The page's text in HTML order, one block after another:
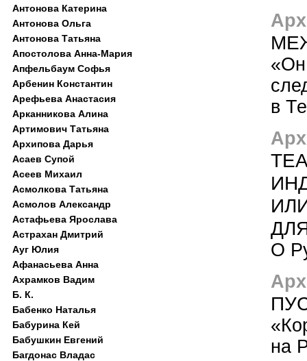
«Он
в
О
на
Антонова Катерина
Антонова Ольга
Антонова Татьяна
Апостолова Анна-Мария
Апфельбаум Софья
Арбенин Константин
Арефьева Анастасия
Арканникова Алина
Артимович Татьяна
Архипова Дарья
Асаев Супой
Асеев Михаил
Асмолкова Татьяна
Асмолов Александр
Астафьева Ярослава
Астрахан Дмитрий
Ауг Юлия
Афанасьева Анна
Ахрамков Вадим
Б. К.
Бабенко Наталья
Бабурина Кей
Бабушкин Евгений
Багдонас Владас